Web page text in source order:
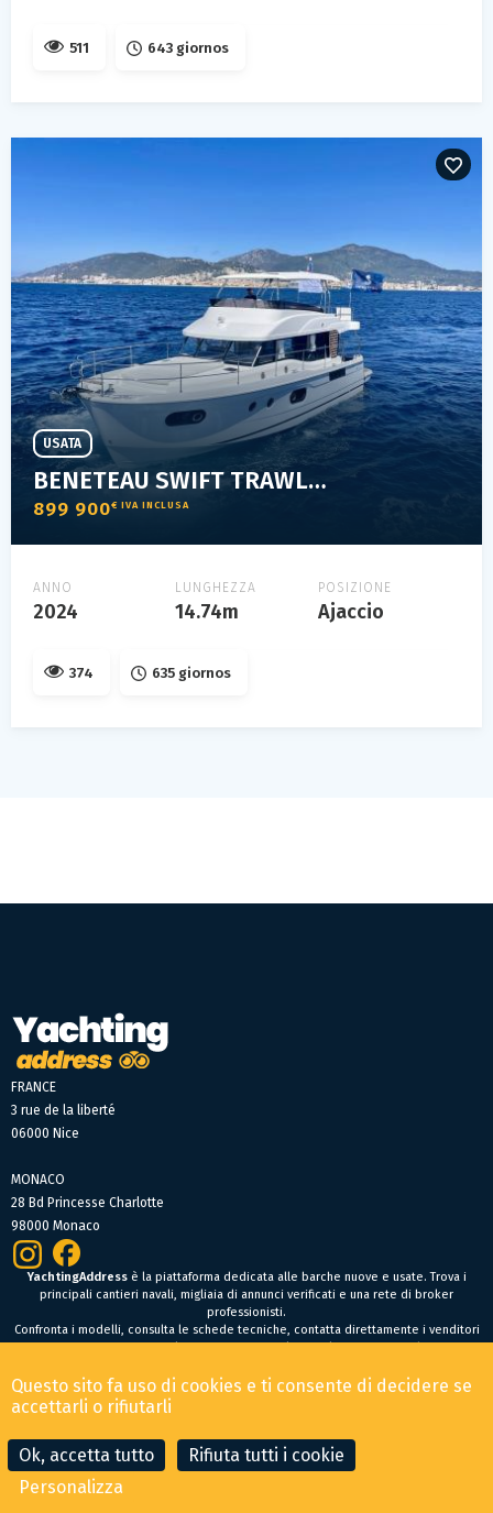
511 643 giornos
BENETEAU SWIFT TRAWLER 48
899 900€ IVA INCLUSA
USATA
ANNO
2024
LUNGHEZZA
14.74m
POSIZIONE
Ajaccio
374 635 giornos
CONTATTA IL BROKER
FRANCE
3 rue de la liberté
06000 Nice
MONACO
28 Bd Princesse Charlotte
98000 Monaco
YachtingAddressè la piattaforma dedicata alle barche nuove e usate. Trova i
principali cantieri navali, migliaia di annunci verificati e una rete di broker
professionisti.
Confronta i modelli, consulta le schede tecniche, contatta direttamente i venditori
oppure fai un’offerta online per trovare facilmente la tua prossima barca.
Condizioni Generali di Vendita-Menzioni legali
© 2026 YachtingAddress.com
Questo sito fa uso di cookies e ti consente di decidere se
accettarli o rifiutarli
Ok, accetta tutto
Rifiuta tutti i cookie
Personalizza